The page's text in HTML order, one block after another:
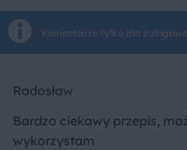
Komentarze tylko dla
Radosław
Bardzo ciekawy przepis,
wykorzystam